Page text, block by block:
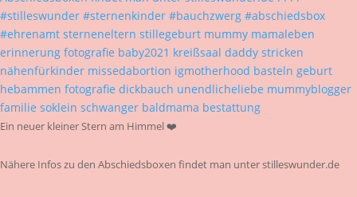
Ein neuer kleiner Stern am Himmel ❤️
Nähere Infos zu den Abschiedsboxen findet man unter stilleswunder.de